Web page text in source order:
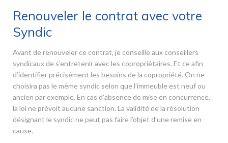
Renouveler le contrat avec votre
Syndic
Avant de renouveler ce contrat, je conseille aux conseillers
syndicaux de s’entretenir avec les copropriétaires. Et ce afin
d’identifier précisément les besoins de la copropriété. On ne
choisira pas le même syndic selon que l’immeuble est neuf ou
ancien par exemple. En cas d’absence de mise en concurrence,
la loi ne prévoit aucune sanction. La validité de la résolution
désignant le syndic ne peut pas faire l’objet d’une remise en
cause.